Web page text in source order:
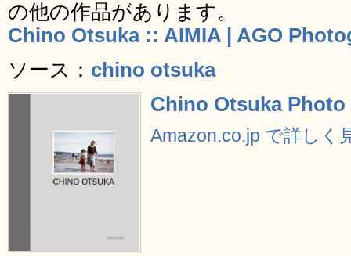
の他の作品があります。
Chino Otsuka :: AIMIA | AGO
ソース： chino otsuka
Chino Otsuka
Amazon.co.jp で詳しく